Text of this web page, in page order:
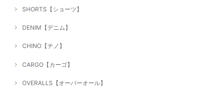
SHORTS【ショーツ】
DENIM【デニム】
CHINO【チノ】
CARGO【カーゴ】
OVERALLS【オーバーオール】